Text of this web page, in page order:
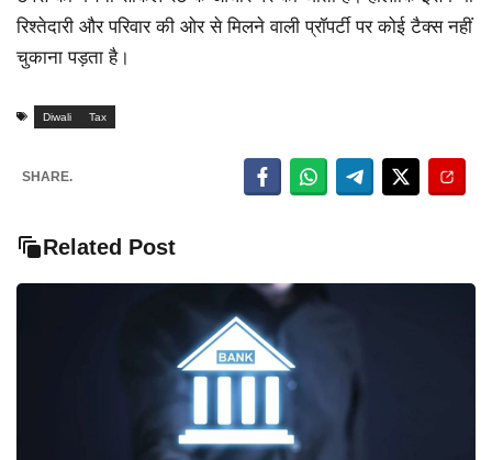
रिश्तेदारी और परिवार की ओर से मिलने वाली प्रॉपर्टी पर कोई टैक्स नहीं
चुकाना पड़ता है।
Diwali Tax
SHARE.
Related Post